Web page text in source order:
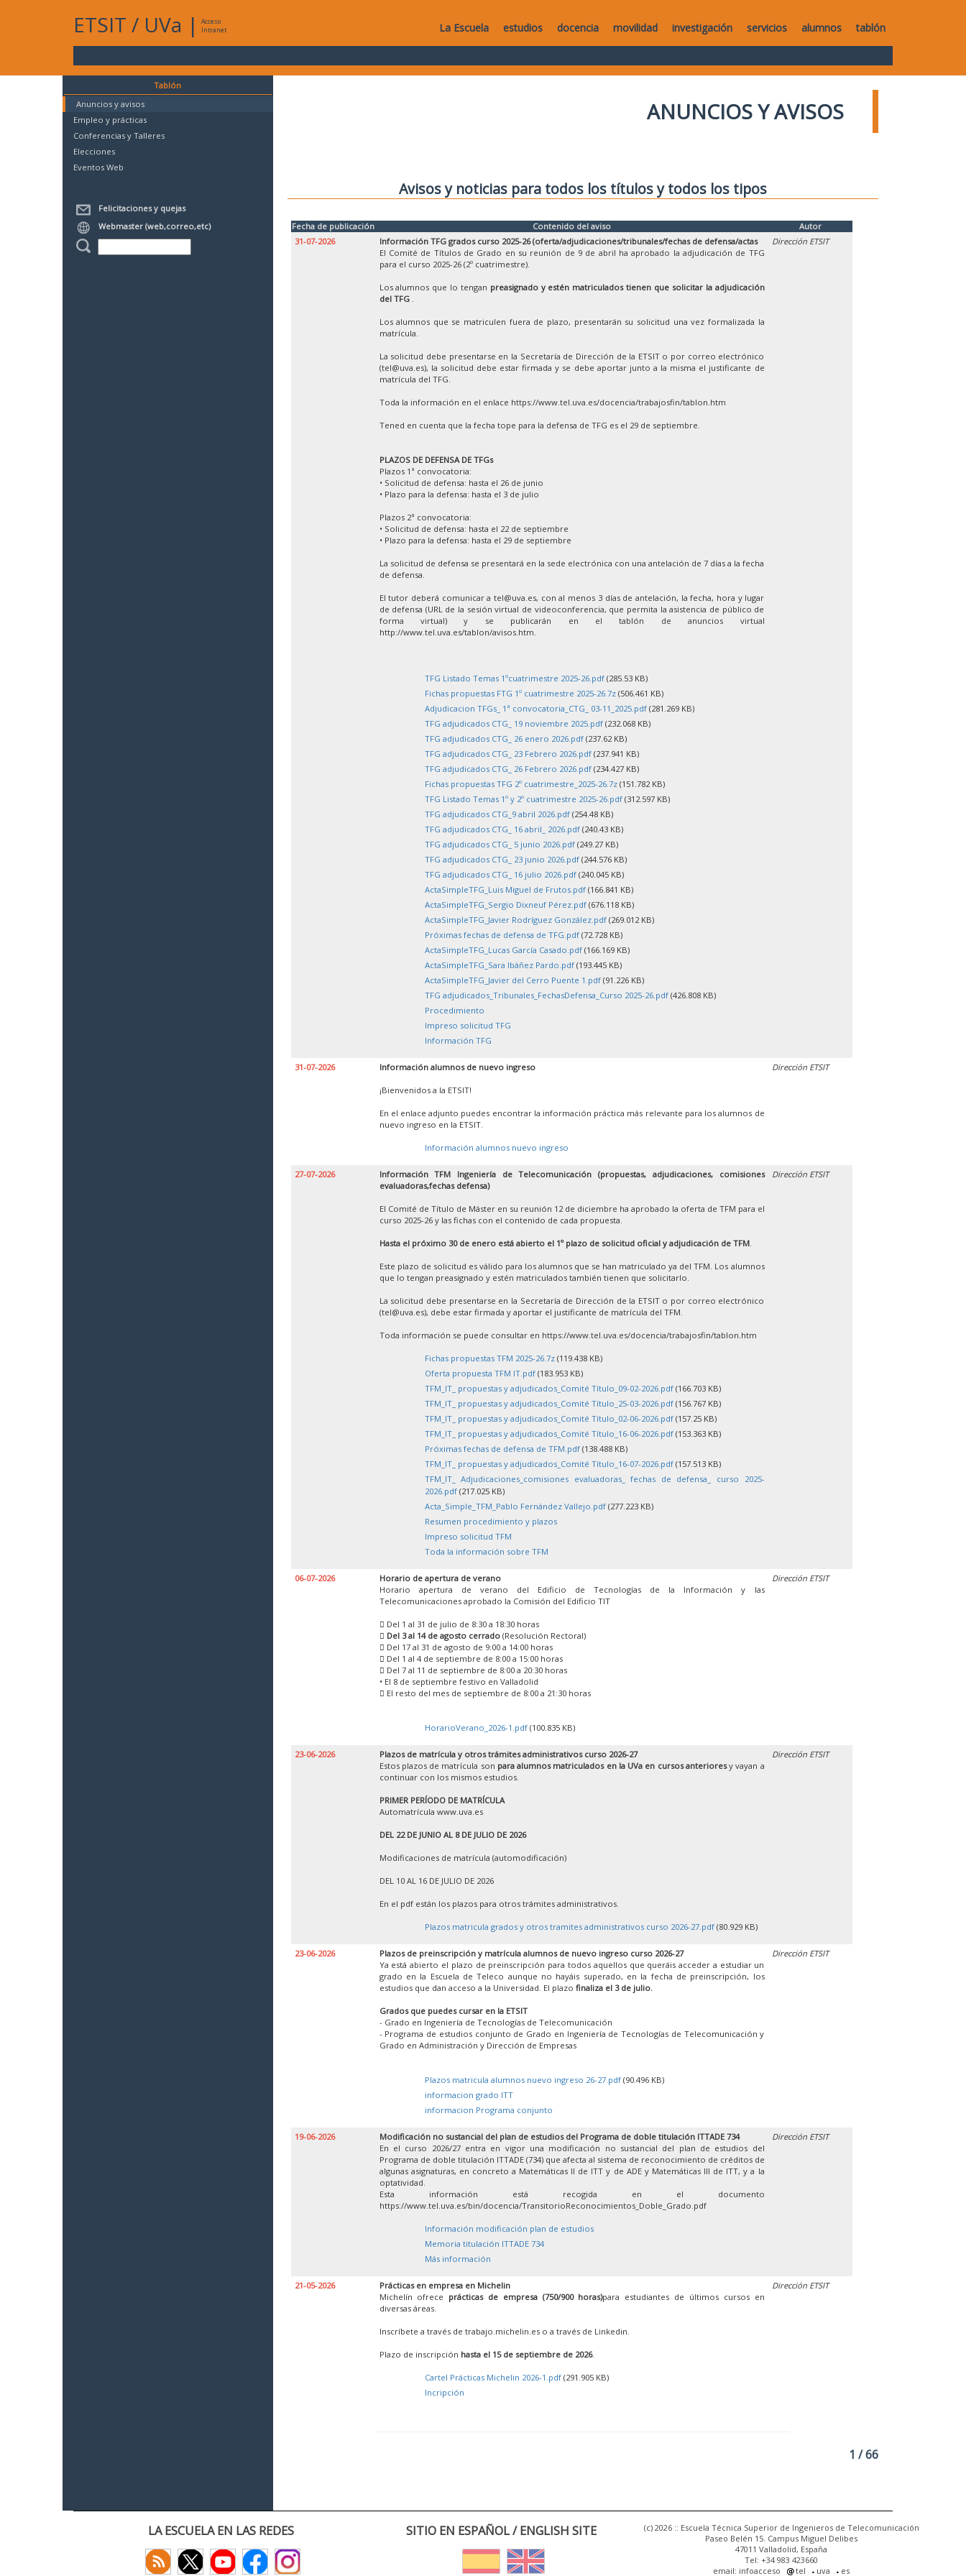
ETSIT / UVa |
Acceso
Intranet
La Escuela estudios docencia movilidad investigación servicios alumnos tablón
Tablón
Anuncios y avisos
Empleo y prácticas
Conferencias y Talleres
Elecciones
Eventos Web
Felicitaciones y quejas
Webmaster (web,correo,etc)
ANUNCIOS Y AVISOS
Avisos y noticias para todos los títulos y todos los tipos
Fecha de publicación Contenido del aviso
Autor
31-07-2026
Información TFG grados curso 2025-26 (oferta/adjudicaciones/tribunales/fechas de defensa/actas
El Comité de Títulos de Grado en su reunión de 9 de abril ha aprobado la adjudicación de TFG
para el curso 2025-26 (2º cuatrimestre).
Los alumnos que lo tengan preasignado y estén matriculados tienen que solicitar la adjudicación
del TFG
Los alumnos que se matriculen fuera de plazo, presentarán su solicitud una vez formalizada la
matrícula.
La solicitud debe presentarse en la Secretaría de Dirección de la ETSIT o por correo electrónico
(tel@uva.es), la solicitud debe estar firmada y se debe aportar junto a la misma el justificante de
matrícula del TFG.
Toda la información en el enlace https://www.tel.uva.es/docencia/trabajosfin/tablon.htm
Tened en cuenta que la fecha tope para la defensa de TFG es el 29 de septiembre.
PLAZOS DE DEFENSA DE TFGs
Plazos 1ª convocatoria:
• Solicitud de defensa: hasta el 26 de junio
• Plazo para la defensa: hasta el 3 de julio
Plazos 2ª convocatoria:
• Solicitud de defensa: hasta el 22 de septiembre
• Plazo para la defensa: hasta el 29 de septiembre
La solicitud de defensa se presentará en la sede electrónica con una antelación de 7 días a la fecha
de defensa.
El tutor deberá comunicar a tel@uva.es, con al menos 3 días de antelación, la fecha, hora y lugar
de defensa (URL de la sesión virtual de videoconferencia, que permita la asistencia de público de
forma virtual) y se publicarán en el tablón de anuncios virtual
http://www.tel.uva.es/tablon/avisos.htm.
TFG Listado Temas 1ºcuatrimestre 2025-26.pdf(285.53 KB)
Fichas propuestas FTG 1º cuatrimestre 2025-26.7z(506.461 KB)
Adjudicacion TFGs_ 1ª convocatoria_CTG_ 03-11_2025.pdf(281.269 KB)
TFG adjudicados CTG_ 19 noviembre 2025.pdf(232.068 KB)
TFG adjudicados CTG_ 26 enero 2026.pdf(237.62 KB)
TFG adjudicados CTG_ 23 Febrero 2026.pdf(237.941 KB)
TFG adjudicados CTG_ 26 Febrero 2026.pdf(234.427 KB)
Fichas propuestas TFG 2º cuatrimestre_2025-26.7z(151.782 KB)
TFG Listado Temas 1º y 2º cuatrimestre 2025-26.pdf(312.597 KB)
TFG adjudicados CTG_9 abril 2026.pdf(254.48 KB)
TFG adjudicados CTG_ 16 abril_ 2026.pdf(240.43 KB)
TFG adjudicados CTG_ 5 junio 2026.pdf(249.27 KB)
TFG adjudicados CTG_ 23 junio 2026.pdf(244.576 KB)
TFG adjudicados CTG_ 16 julio 2026.pdf(240.045 KB)
ActaSimpleTFG_Luis Miguel de Frutos.pdf(166.841 KB)
ActaSimpleTFG_Sergio Dixneuf Pérez.pdf(676.118 KB)
ActaSimpleTFG_Javier Rodríguez González.pdf(269.012 KB)
Próximas fechas de defensa de TFG.pdf(72.728 KB)
ActaSimpleTFG_Lucas García Casado.pdf(166.169 KB)
ActaSimpleTFG_Sara Ibáñez Pardo.pdf(193.445 KB)
ActaSimpleTFG_Javier del Cerro Puente 1.pdf(91.226 KB)
TFG adjudicados_Tribunales_FechasDefensa_Curso 2025-26.pdf(426.808 KB)
Procedimiento
Impreso solicitud TFG
Información TFG
Dirección ETSIT
31-07-2026 Información alumnos de nuevo ingreso
¡Bienvenidos a la ETSIT!
En el enlace adjunto puedes encontrar la información práctica más relevante para los alumnos de
nuevo ingreso en la ETSIT.
Información alumnos nuevo ingreso
Dirección ETSIT
27-07-2026
Información TFM Ingeniería de Telecomunicación (propuestas, adjudicaciones, comisiones
evaluadoras,fechas defensa)
El Comité de Título de Máster en su reunión 12 de diciembre ha aprobado la oferta de TFM para el
curso 2025-26 y las fichas con el contenido de cada propuesta.
Hasta el próximo 30 de enero está abierto el 1º plazo de solicitud oficial y adjudicación de TFM.
Este plazo de solicitud es válido para los alumnos que se han matriculado ya del TFM. Los alumnos
que lo tengan preasignado y estén matriculados también tienen que solicitarlo.
La solicitud debe presentarse en la Secretaría de Dirección de la ETSIT o por correo electrónico
(tel@uva.es), debe estar firmada y aportar el justificante de matrícula del TFM.
Toda información se puede consultar en https://www.tel.uva.es/docencia/trabajosfin/tablon.htm
Fichas propuestas TFM 2025-26.7z(119.438 KB)
Oferta propuesta TFM IT.pdf(183.953 KB)
TFM_IT_ propuestas y adjudicados_Comité Título_09-02-2026.pdf(166.703 KB)
TFM_IT_ propuestas y adjudicados_Comité Título_25-03-2026.pdf(156.767 KB)
TFM_IT_ propuestas y adjudicados_Comité Título_02-06-2026.pdf(157.25 KB)
TFM_IT_ propuestas y adjudicados_Comité Título_16-06-2026.pdf(153.363 KB)
Próximas fechas de defensa de TFM.pdf(138.488 KB)
TFM_IT_ propuestas y adjudicados_Comité Título_16-07-2026.pdf(157.513 KB)
TFM_IT_ Adjudicaciones_comisiones evaluadoras_ fechas de defensa_ curso 2025-
2026.pdf(217.025 KB)
Acta_Simple_TFM_Pablo Fernández Vallejo.pdf(277.223 KB)
Resumen procedimiento y plazos
Impreso solicitud TFM
Toda la información sobre TFM
Dirección ETSIT
06-07-2026
Horario de apertura de verano
Horario apertura de verano del Edificio de Tecnologías de la Información y las
Telecomunicaciones aprobado la Comisión del Edificio TIT
 Del 1 al 31 de julio de 8:30 a 18:30 horas
 Del 3 al 14 de agosto cerrado(Resolución Rectoral)
 Del 17 al 31 de agosto de 9:00 a 14:00 horas
 Del 1 al 4 de septiembre de 8:00 a 15:00 horas
 Del 7 al 11 de septiembre de 8:00 a 20:30 horas
• El 8 de septiembre festivo en Valladolid
 El resto del mes de septiembre de 8:00 a 21:30 horas
HorarioVerano_2026-1.pdf(100.835 KB)
Dirección ETSIT
23-06-2026
Plazos de matrícula y otros trámites administrativos curso 2026-27
Estos plazos de matrícula son para alumnos matriculados en la UVa en cursos anterioresy vayan a
continuar con los mismos estudios.
PRIMER PERÍODO DE MATRÍCULA
Automatrícula www.uva.es
DEL 22 DE JUNIO AL 8 DE JULIO DE 2026
Modificaciones de matrícula (automodificación)
DEL 10 AL 16 DE JULIO DE 2026
En el pdf están los plazos para otros trámites administrativos.
Plazos matricula grados y otros tramites administrativos curso 2026-27.pdf(80.929 KB)
Dirección ETSIT
23-06-2026
Plazos de preinscripción y matrícula alumnos de nuevo ingreso curso 2026-27
Ya está abierto el plazo de preinscripción para todos aquellos que queráis acceder a estudiar un
grado en la Escuela de Teleco aunque no hayáis superado, en la fecha de preinscripción, los
estudios que dan acceso a la Universidad. El plazo finaliza el 3 de julio.
Grados que puedes cursar en la ETSIT
- Grado en Ingeniería de Tecnologías de Telecomunicación
- Programa de estudios conjunto de Grado en Ingeniería de Tecnologías de Telecomunicación y
Grado en Administración y Dirección de Empresas
Plazos matricula alumnos nuevo ingreso 26-27.pdf(90.496 KB)
informacion grado ITT
informacion Programa conjunto
Dirección ETSIT
19-06-2026
Modificación no sustancial del plan de estudios del Programa de doble titulación ITTADE 734
En el curso 2026/27 entra en vigor una modificación no sustancial del plan de estudios del
Programa de doble titulación ITTADE (734) que afecta al sistema de reconocimiento de créditos de
algunas asignaturas, en concreto a Matemáticas II de ITT y de ADE y Matemáticas III de ITT, y a la
optatividad.
Esta información está recogida en el documento
https://www.tel.uva.es/bin/docencia/TransitorioReconocimientos_Doble_Grado.pdf
Información modificación plan de estudios
Memoria titulación ITTADE 734
Más información
Dirección ETSIT
21-05-2026
Prácticas en empresa en Michelin
Michelín ofrece prácticas de empresa (750/900 horas)para estudiantes de últimos cursos en
diversas áreas.
Inscríbete a través de trabajo.michelin.es o a través de Linkedin.
Plazo de inscripción hasta el 15 de septiembre de 2026.
Cartel Prácticas Michelin 2026-1.pdf(291.905 KB)
Incripción
Dirección ETSIT
1 / 66
LA ESCUELA EN LAS REDES SITIO EN ESPAÑOL / ENGLISH SITE
(c) 2026 :: Escuela Técnica Superior de Ingenieros de Telecomunicación
Paseo Belén 15. Campus Miguel Delibes
47011 Valladolid, España
Tel: +34 983 423660
email: infoacceso
tel uva es